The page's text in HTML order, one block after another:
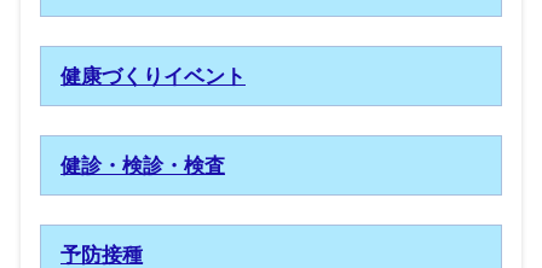
健康づくりイベント
健診・検診・検査
予防接種